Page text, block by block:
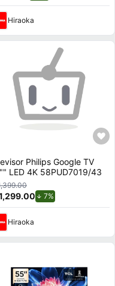
Hiraoka
Philips Google TV
LED 4K 58PUD7019/43
7%
Hiraoka